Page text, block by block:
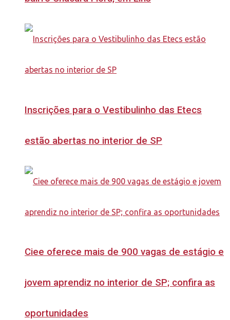
Inscrições para o Vestibulinho das Etecs
estão abertas no interior de SP
Ciee oferece mais de 900 vagas de estágio e
jovem aprendiz no interior de SP; confira as
oportunidades